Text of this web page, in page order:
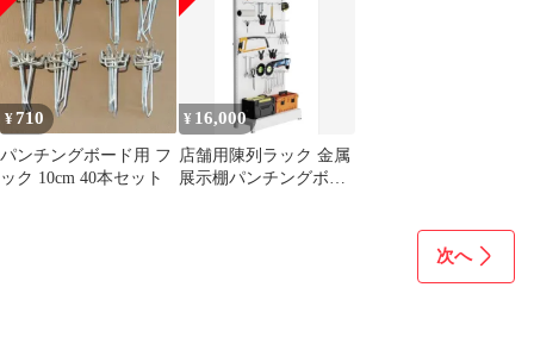
ード 有孔ボード付き マ
グネット ペグラック対
応 壁穴あけ不要 賃貸
OK スリム省スペース
オープンシェルフ ウォ
ールラック 収納ラック
(ブラック×ナチュ
行40 高さ180 ホワイト
頑丈 収納棚 | ホームダ
ント サイドパネル付き
有孔ボード 高さ調整可
能 メタル キッチン パ
ンチングボード フック
対ｍａ
¥710
パンチングボード用 フ
ック 10cm 40本セット
¥ 16,000
店舗用陳列ラック 金属
展示棚パンチングボー
次へ